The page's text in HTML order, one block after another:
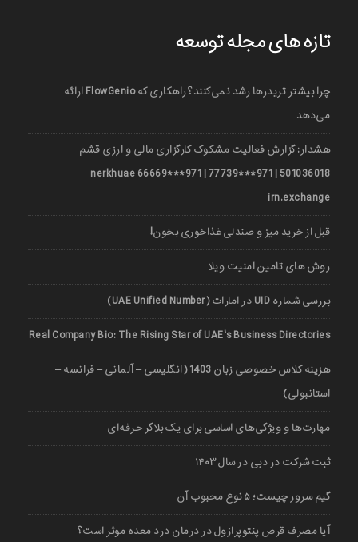
تازه های مجله توسعه
چرا بیشتر تریدرها رشد نمی‌کنند؟ راهکاری که FlowGenio ارائه
می‌دهد
هشدار: گزارش فعالیت مشکوک کارگزاری مالی و ارزی قشم
501036018 | 971***77739 | 971***66669 nerkhuae
irn.exchange
قبل از خرید میز و صندلی غذاخوری بخون!
روش های تامین امنیت ویلا
بررسی شماره UID در امارات (UAE Unified Number)
Real Company Bio: The Rising Star of UAE’s Business Directories
هزینه کلاس خصوصی زبان 1403 (انگلیسی – آلمانی – فرانسه –
استانبولی)
مهارت‌ها و ویژگی‌های اساسی برای یک بلاگر حرفه‌ای
ثبت شرکت در دبی در سال ۱۴۰۳
گیم سرور چیست؛ ۵ نوع محبوب آن
آیا مصرف قرص پنتوپرازول در درمان درد معده موثر است؟